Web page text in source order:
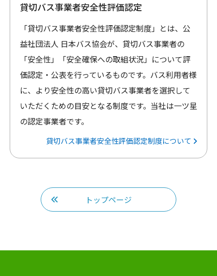
貸切バス事業者安全性評価認定
「貸切バス事業者安全性評価認定制度」とは、公
益社団法人 日本バス協会が、貸切バス事業者の
「安全性」「安全確保への取組状況」について評
価認定・公表を行っているものです。バス利用者様
に、より安全性の高い貸切バス事業者を選択して
いただくための目安となる制度です。当社は一ツ星
の認定事業者です。
貸切バス事業者安全性評価認定制度について
トップページ